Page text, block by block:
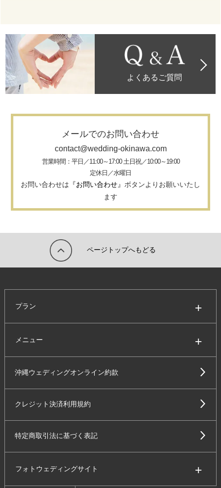
よくあるご質問
メールでのお問い合わせ
contact@wedding-okinawa.com
営業時間：平日／11:00～17:00 土日祝／10:00～19:00
定休日／水曜日
お問い合わせは 『お問い合わせ』 ボタンよりお願いいたし
ます
ページトップへもどる
プラン
メニュー
沖縄ウェディングオンライン約款
クレジット決済利用規約
特定商取引法に基づく表記
フォトウェディングサイト